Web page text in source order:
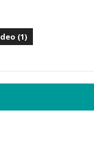
(1)